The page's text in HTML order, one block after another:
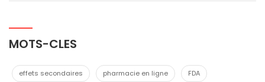
MOTS-CLES
effets secondaires pharmacie en ligne FDA